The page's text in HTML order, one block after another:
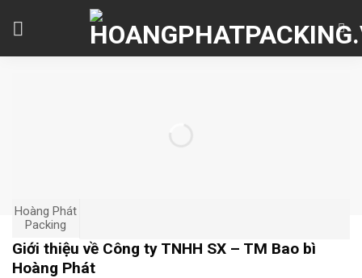
Hoàng Phát
Packing
Giới thiệu về Công ty TNHH SX – TM Bao bì
Hoàng Phát